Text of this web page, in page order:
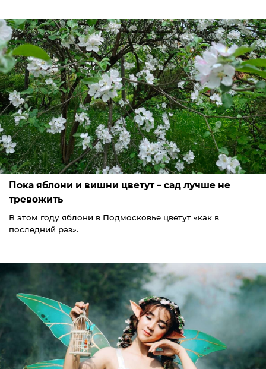
Пока яблони и вишни цветут – сад лучше не
тревожить
В этом году яблони в Подмосковье цветут «как в
последний раз».